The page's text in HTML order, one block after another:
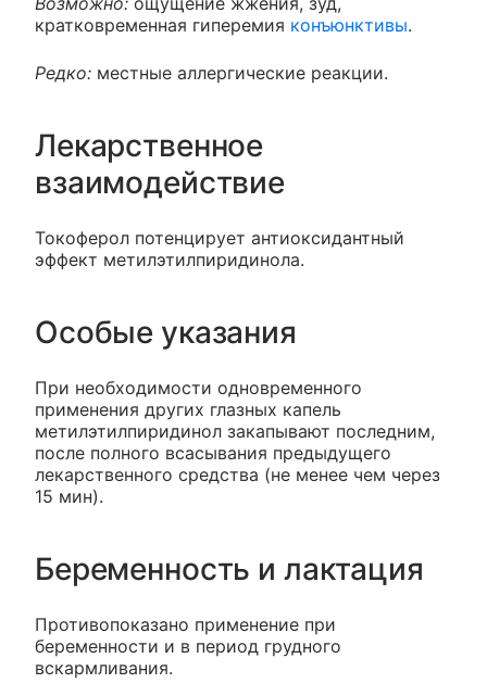
кратковременная гиперемия конъюнктивы.
Редко: местные аллергические реакции.
Лекарственное
взаимодействие
Токоферол потенцирует антиоксидантный
эффект метилэтилпиридинола.
Особые указания
При необходимости одновременного
применения других глазных капель
метилэтилпиридинол закапывают последним,
после полного всасывания предыдущего
лекарственного средства (не менее чем через
15 мин).
Беременность и лактация
Противопоказано применение при
беременности и в период грудного
вскармливания.